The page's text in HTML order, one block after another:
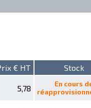
€ HT
Stock
5,78
En cours